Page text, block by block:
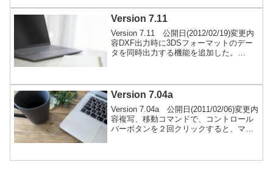
由がない限り、使用はお勧めしません。
ダウンロード
Version 7.11
Version 7.11 公開日(2012/02/19)変更内
容DXF出力時に3DSフォーマットのデー
タを同時出力する機能を追加した。
にした。ダウンロードWindows XP 以前
のPC対応、最終バージョンです。ここに
Jw_cad 公式サイトからの転載です。
「著作権及び使用条件」を公式サ...続き
を読む
Version 7.04a
Version 7.04a 公開日(2011/02/06)変更内
容複写、移動コマンドで、コントロール
バーボタンを２回クリックすると、マウ
ると、「○○○への変更を保存します